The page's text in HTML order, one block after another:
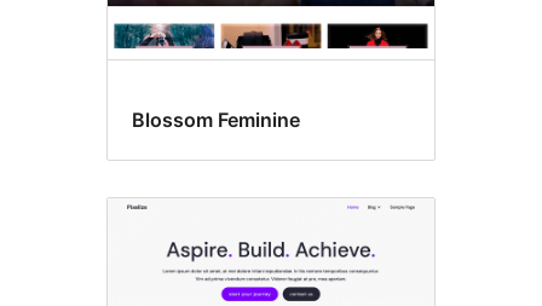
Blossom Feminine